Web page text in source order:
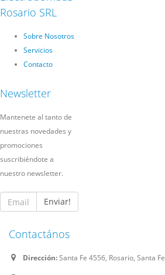
Rosario SRL
Sobre Nosotros
Servicios
Contacto
Newsletter
Mantenete al tanto de
nuestras novedades y
promociones
suscribiéndote a
nuestro newsletter.
Enviar!
Contactános
Dirección:Santa Fe 4556, Rosario, Santa Fe